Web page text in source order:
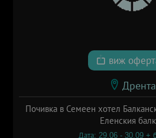
виж
Дрента
Почивка в Семеен хотел
Еленския
Дата: 29.06 - 30.09 +